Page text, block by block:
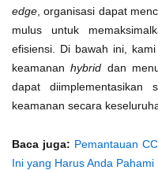
edge, organisasi dapat
mulus untuk
efisiensi. Di bawah ini,
keamananhybrid dan
dapat diimplementasikan
keamanan secara
Baca juga: Pemantauan
Ini yang Harus Anda Pahami